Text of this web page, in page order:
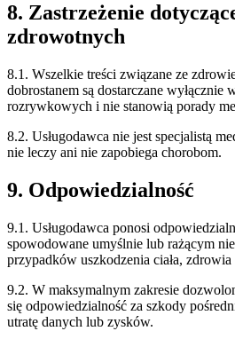
8. Zastrzeżenie
zdrowotnych
8.1. Wszelkie treści związane ze
dobrostanem są dostarczane
rozrywkowych i nie stanowią porady
8.2. Usługodawca nie jest specjalistą
nie leczy ani nie zapobiega chorobom.
9. Odpowiedzialność
9.1. Usługodawca ponosi
spowodowane umyślnie lub rażącym
przypadków uszkodzenia ciała,
9.2. W maksymalnym zakresie
się odpowiedzialność za szkody
utratę danych lub zysków.